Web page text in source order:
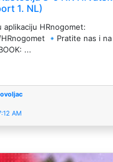
1. NL)
aplikaciju HRnogomet:
🔹️Pratite nas i
...
AM